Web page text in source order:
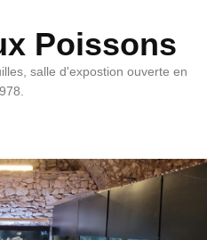
Poissons
salle d'expostion ouverte en